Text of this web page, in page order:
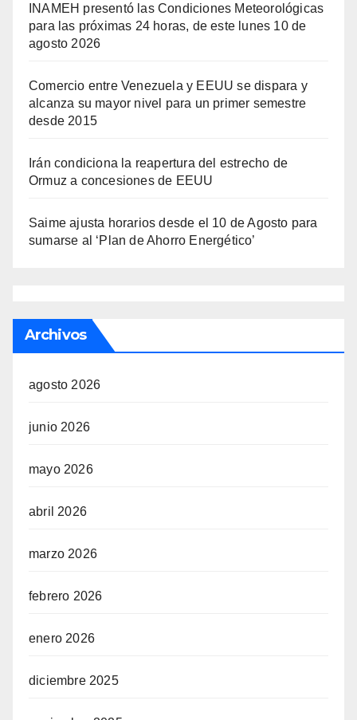
INAMEH presentó las Condiciones Meteorológicas
para las próximas 24 horas, de este lunes 10 de
agosto 2026
Comercio entre Venezuela y EEUU se dispara y
alcanza su mayor nivel para un primer semestre
desde 2015
Irán condiciona la reapertura del estrecho de
Ormuz a concesiones de EEUU
Saime ajusta horarios desde el 10 de Agosto para
sumarse al ‘Plan de Ahorro Energético’
Archivos
agosto 2026
junio 2026
mayo 2026
abril 2026
marzo 2026
febrero 2026
enero 2026
diciembre 2025